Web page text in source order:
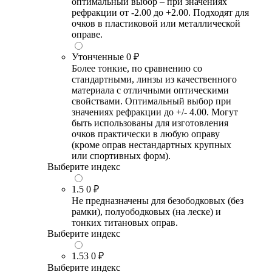
рефракции от -2.00 до +2.00. Подходят для
очков в пластиковой или металлической
оправе.
Утонченные 0 ₽
Более тонкие, по сравнению со
стандартными, линзы из качественного
материала с отличными оптическими
свойствами. Оптимальный выбор при
значениях рефракции до +/- 4.00. Могут
быть использованы для изготовления
очков практически в любую оправу
(кроме оправ нестандартных крупных
или спортивных форм).
Выберите индекс
1.5 0 ₽
Не предназначены для безободковых (без
рамки), полуободковых (на леске) и
тонких титановых оправ.
Выберите индекс
1.53 0 ₽
Выберите индекс